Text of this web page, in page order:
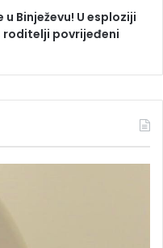
Binježevu! U esploziji
roditelji povrijeđeni